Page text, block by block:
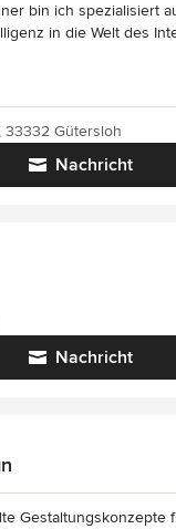
bin ich spezialisiert
in die Welt des
Nachricht
33332 Gütersloh
Nachricht
Gestaltungskonzepte